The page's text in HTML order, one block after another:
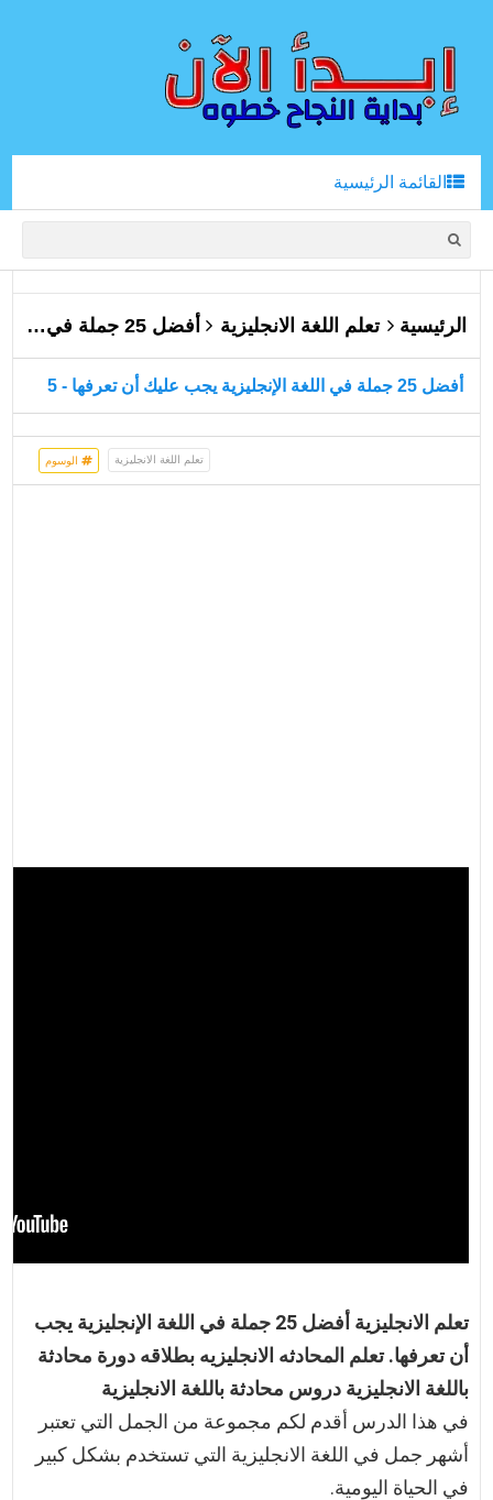
القائمة الرئيسية
الرئيسية تعلم اللغة الانجليزية أفضل 25 جملة في اللغة الإنجليزية يجب عليك أن تعرفها - 5
أفضل 25 جملة في اللغة الإنجليزية يجب عليك أن تعرفها - 5
الوسوم تعلم اللغة الانجليزية
تعلم الانجليزية أفضل 25 جملة في اللغة الإنجليزية يجب
أن تعرفها. تعلم المحادثه الانجليزيه بطلاقه دورة محادثة
باللغة الانجليزية دروس محادثة باللغة الانجليزية
في هذا الدرس أقدم لكم مجموعة من الجمل التي تعتبر
أشهر جمل في اللغة الانجليزية التي تستخدم بشكل كبير
في الحياة اليومية.